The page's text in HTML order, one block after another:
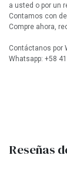
a usted o por un
Contamos con
Compre ahora,
Contáctanos por
Whatsapp: +58
Reseñas